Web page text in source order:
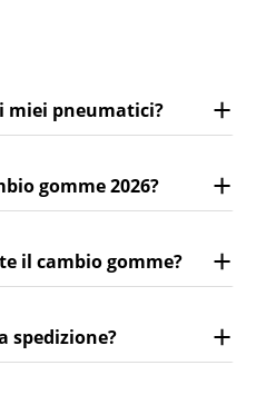
miei pneumatici?
gomme 2026?
il cambio gomme?
spedizione?